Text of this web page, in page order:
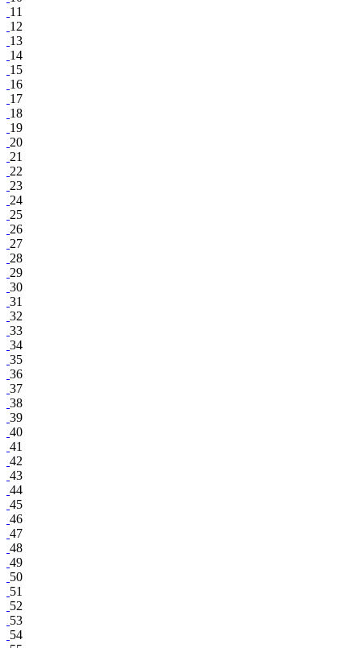
11
12
13
14
15
16
17
18
19
20
21
22
23
24
25
26
27
28
29
30
31
32
33
34
35
36
37
38
39
40
41
42
43
44
45
46
47
48
49
50
51
52
53
54